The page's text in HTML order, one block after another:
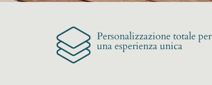
Personalizzazione totale per
una esperienza unica